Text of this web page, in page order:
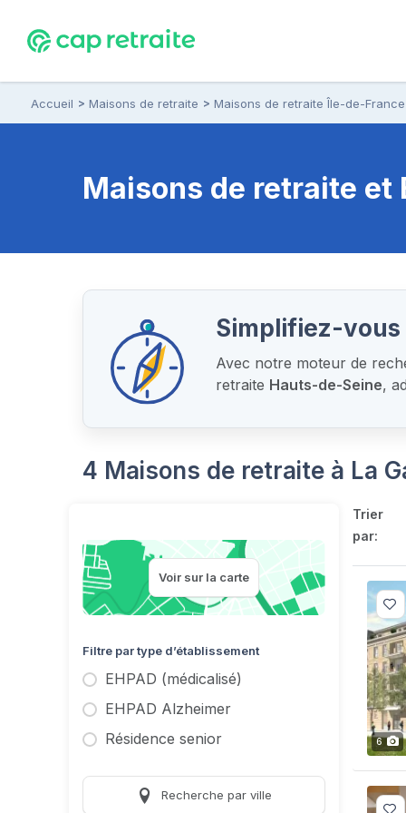
Accueil Maisons de retraite Maisons de retraite Île-de-France
Maisons de retraite et
Simplifiez-vous
Avec notre moteur de
retraite Hauts-de-Seine,
4 Maisons de retraite à La
Voir sur la carte
Filtre par type d’établissement
EHPAD (médicalisé)
EHPAD Alzheimer
Résidence senior
Recherche par ville
Trier
par:
6